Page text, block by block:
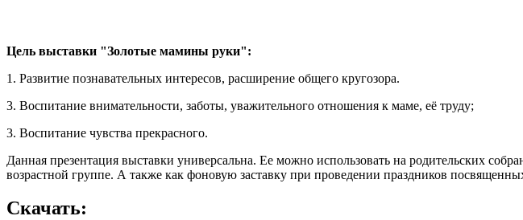
Цель выставки "Золотые мамины руки":
1. Развитие познавательных интересов, расширение общего кругозора.
3. Воспитание внимательности, заботы, уважительного отношения к маме, её труду;
3. Воспитание чувства прекрасного.
Данная презентация выставки универсальна. Ее можно использовать на родительских
возрастной группе. А также как фоновую заставку при проведении праздников
Скачать: